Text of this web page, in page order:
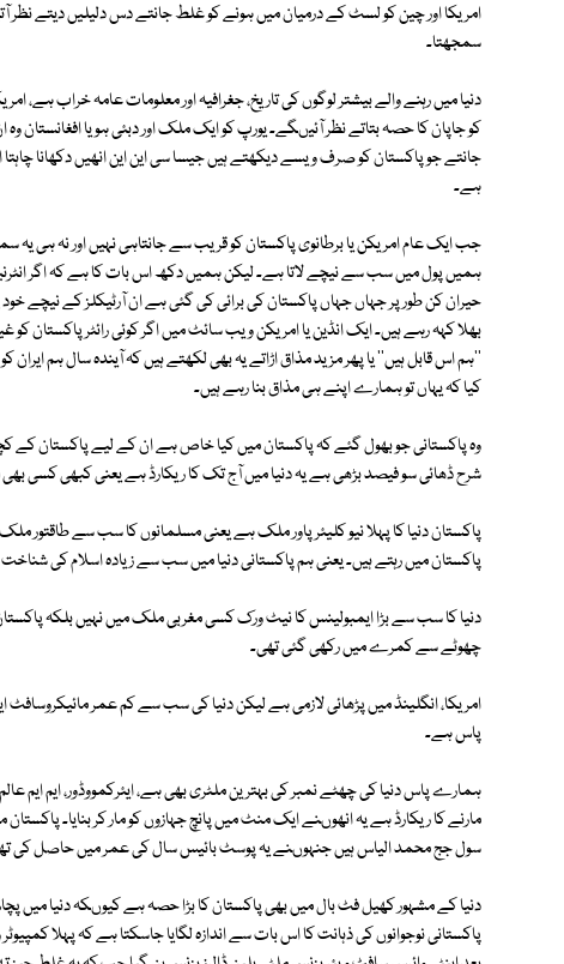
امریکا اور چین کو لسٹ کے درمیان میں ہونے کو غلط جانتے دس دلیلیں دیتے
سمجھتا۔
دنیا میں رہنے والے بیشتر لوگوں کی تاریخ، جغرافیہ اور معلومات عامہ خراب
کو جاپان کا حصہ بتاتے نظر آئیںگے۔ یورپ کو ایک ملک اور دبئی ہو یا
جانتے جو پاکستان کو صرف ویسے دیکھتے ہیں جیسا سی این این انھیں دکھانا
ہے۔
جب ایک عام امریکن یا برطانوی پاکستان کو قریب سے جانتاہی نہیں اور نہ ہی
ہمیں پول میں سب سے نیچے لاتا ہے۔ لیکن ہمیں دکھ اس بات کا ہے کہ اگر
حیران کن طورپر جہاں جہاں پاکستان کی برائی کی گئی ہے ان آرٹیکلز کے نیچے
بھلا کہہ رہے ہیں۔ ایک انڈین یا امریکن ویب سائٹ میں اگر کوئی رائٹر پاکستان
''ہم اس قابل ہیں'' یا پھر مزید مذاق اڑاتے یہ بھی لکھتے ہیں کہ آیندہ سال ہم
کیا کہ یہاں تو ہمارے اپنے ہی مذاق بنا رہے ہیں۔
وہ پاکستانی جو بھول گئے کہ پاکستان میں کیا خاص ہے ان کے لیے پاکستان کے
شرح ڈھائی سو فیصد بڑھی ہے یہ دنیا میں آج تک کا ریکارڈ ہے یعنی کبھی کسی
پاکستان دنیا کا پہلا نیو کلیئر پاور ملک ہے یعنی مسلمانوں کا سب سے
پاکستان میں رہتے ہیں۔ یعنی ہم پاکستانی دنیا میں سب سے زیادہ اسلام کی
دنیا کا سب سے بڑا ایمبولینس کا نیٹ ورک کسی مغربی ملک میں نہیں بلکہ
چھوٹے سے کمرے میں رکھی گئی تھی۔
امریکا، انگلینڈ میں پڑھائی لازمی ہے لیکن دنیا کی سب سے کم عمر مائیکروسافٹ
پاس ہے۔
ہمارے پاس دنیا کی چھٹے نمبر کی بہترین ملٹری بھی ہے، ایئرکمووڈور، ایم ایم
مارنے کا ریکارڈ ہے یہ انھوںنے ایک منٹ میں پانچ جہازوں کو مار کر بنایا۔
سول جج محمد الیاس ہیں جنہوںنے یہ پوسٹ بائیس سال کی عمر میں حاصل کی
دنیا کے مشہور کھیل فٹ بال میں بھی پاکستان کا بڑا حصہ ہے کیوںکہ دنیا میں
پاکستانی نوجوانوں کی ذہانت کا اس بات سے اندازہ لگایا جاسکتا ہے کہ پہلا